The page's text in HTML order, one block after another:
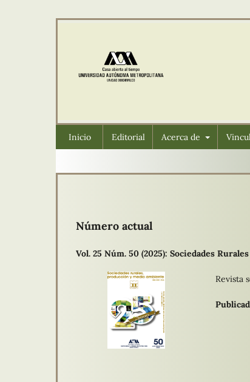
Inicio Editorial Acerca de
Número actual
Vol. 25 Núm. 50 (2025): Sociedades
Revista